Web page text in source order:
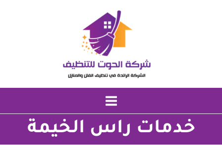
خدمات راس الخيمة